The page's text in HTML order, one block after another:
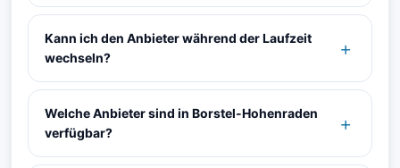
Kann ich den Anbieter während der Laufzeit
wechseln?
Welche Anbieter sind in Borstel-Hohenraden
verfügbar?